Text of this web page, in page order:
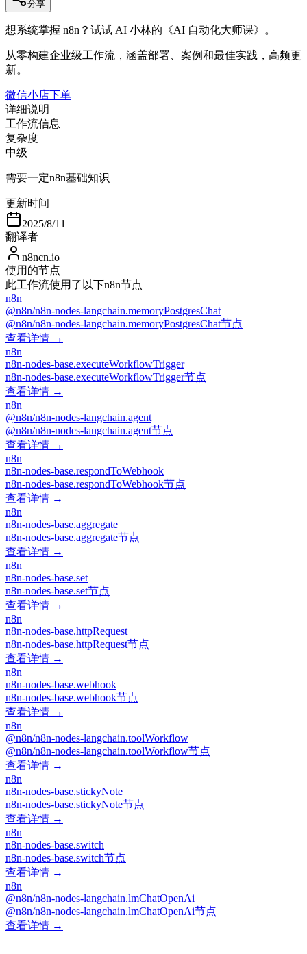
分享
想系统掌握 n8n？试试 AI 小林的《AI 自动化大师课》。
从零构建企业级工作流，涵盖部署、案例和最佳实践，高频更
新。
微信小店下单
详细说明
工作流信息
复杂度
中级
需要一定n8n基础知识
更新时间
2025/8/11
翻译者
n8ncn.io
使用的节点
此工作流使用了以下n8n节点
n8n
@n8n/n8n-nodes-langchain.memoryPostgresChat
@n8n/n8n-nodes-langchain.memoryPostgresChat节点
查看详情 →
n8n
n8n-nodes-base.executeWorkflowTrigger
n8n-nodes-base.executeWorkflowTrigger节点
查看详情 →
n8n
@n8n/n8n-nodes-langchain.agent
@n8n/n8n-nodes-langchain.agent节点
查看详情 →
n8n
n8n-nodes-base.respondToWebhook
n8n-nodes-base.respondToWebhook节点
查看详情 →
n8n
n8n-nodes-base.aggregate
n8n-nodes-base.aggregate节点
查看详情 →
n8n
n8n-nodes-base.set
n8n-nodes-base.set节点
查看详情 →
n8n
n8n-nodes-base.httpRequest
n8n-nodes-base.httpRequest节点
查看详情 →
n8n
n8n-nodes-base.webhook
n8n-nodes-base.webhook节点
查看详情 →
n8n
@n8n/n8n-nodes-langchain.toolWorkflow
@n8n/n8n-nodes-langchain.toolWorkflow节点
查看详情 →
n8n
n8n-nodes-base.stickyNote
n8n-nodes-base.stickyNote节点
查看详情 →
n8n
n8n-nodes-base.switch
n8n-nodes-base.switch节点
查看详情 →
n8n
@n8n/n8n-nodes-langchain.lmChatOpenAi
@n8n/n8n-nodes-langchain.lmChatOpenAi节点
查看详情 →